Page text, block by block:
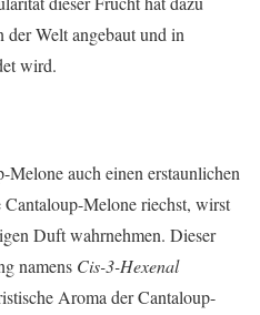
der Welt angebaut und in
wird.
Melone auch einen erstaunlichen
Melone riechst, wirst
Duft wahrnehmen. Dieser
namens Cis-3-Hexenal
Aroma der Cantaloup-